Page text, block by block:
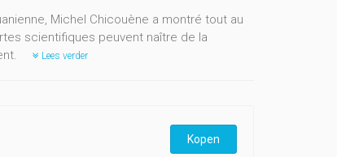
Michel Chicouène a montré tout au
scientifiques peuvent naître de la
Lees verder
Kopen